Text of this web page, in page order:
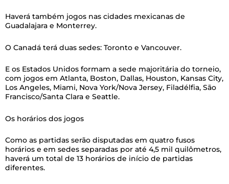
Haverá também jogos nas cidades mexicanas de
Guadalajara e Monterrey.
O Canadá terá duas sedes: Toronto e Vancouver.
E os Estados Unidos formam a sede majoritária do torneio,
com jogos em Atlanta, Boston, Dallas, Houston, Kansas City,
Los Angeles, Miami, Nova York/Nova Jersey, Filadélfia, São
Francisco/Santa Clara e Seattle.
Os horários dos jogos
Como as partidas serão disputadas em quatro fusos
horários e em sedes separadas por até 4,5 mil quilômetros,
haverá um total de 13 horários de início de partidas
diferentes.